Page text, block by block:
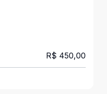
R$ 450,00